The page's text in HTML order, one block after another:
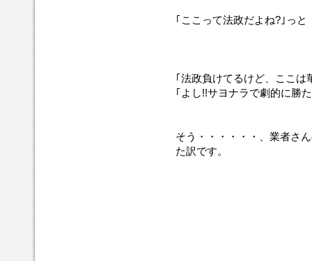
｢ここって法政だよね?｣っと
｢法政負けてるけど、ここは
｢よし!!サヨナラで劇的に勝
そう・・・・・・、業者さ
た訳です。